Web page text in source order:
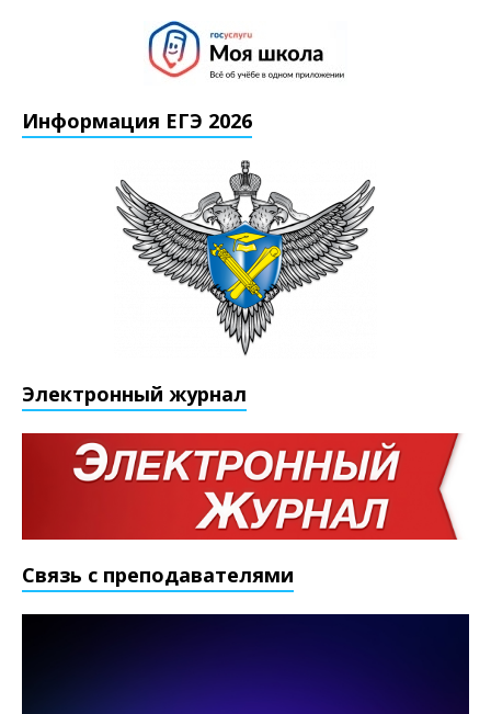
Информация ЕГЭ 2026
Электронный журнал
Связь с преподавателями